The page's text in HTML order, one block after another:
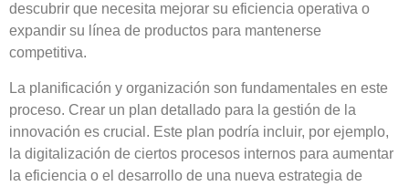
descubrir que necesita mejorar su eficiencia operativa o
expandir su línea de productos para mantenerse
competitiva.
La planificación y organización son fundamentales en este
proceso. Crear un plan detallado para la gestión de la
innovación es crucial. Este plan podría incluir, por ejemplo,
la digitalización de ciertos procesos internos para aumentar
la eficiencia o el desarrollo de una nueva estrategia de